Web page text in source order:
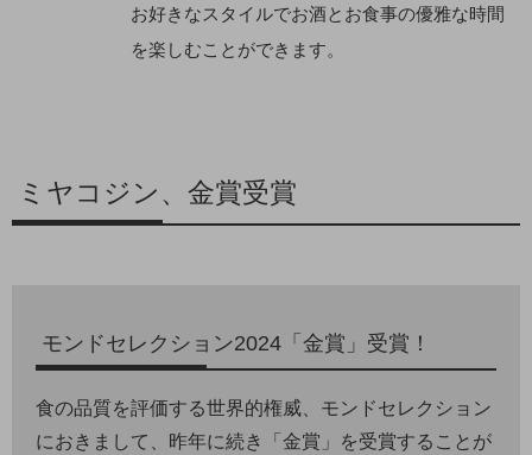
お好きなスタイルでお酒とお食事の優雅な時間
を楽しむことができます。
ミヤコジン、金賞受賞
モンドセレクション2024「金賞」受賞！
食の品質を評価する世界的権威、モンドセレクション
におきまして、昨年に続き「金賞」を受賞することが